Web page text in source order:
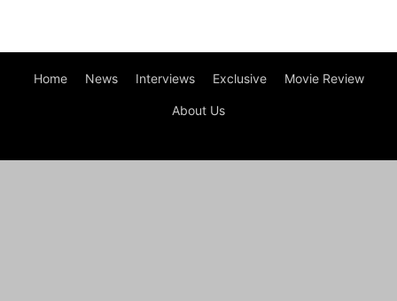
Home News Interviews Exclusive Movie Review
About Us